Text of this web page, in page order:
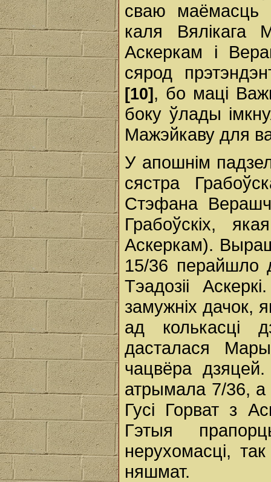
сваю маёмасць
каля Вялікага
Аскеркам і
сярод
[10] , бо маці
боку ўлады
Мажэйкаву для
У апошнім
сястра
Стэфана
Грабоўскіх,
Аскеркам).
15/36 перайшло
Тэадозіі
замужніх дачок,
ад колькасці
дасталася
чацвёра
атрымала 7/36, а
Гусі Горват з
Гэтыя
нерухомасці,
няшмат.